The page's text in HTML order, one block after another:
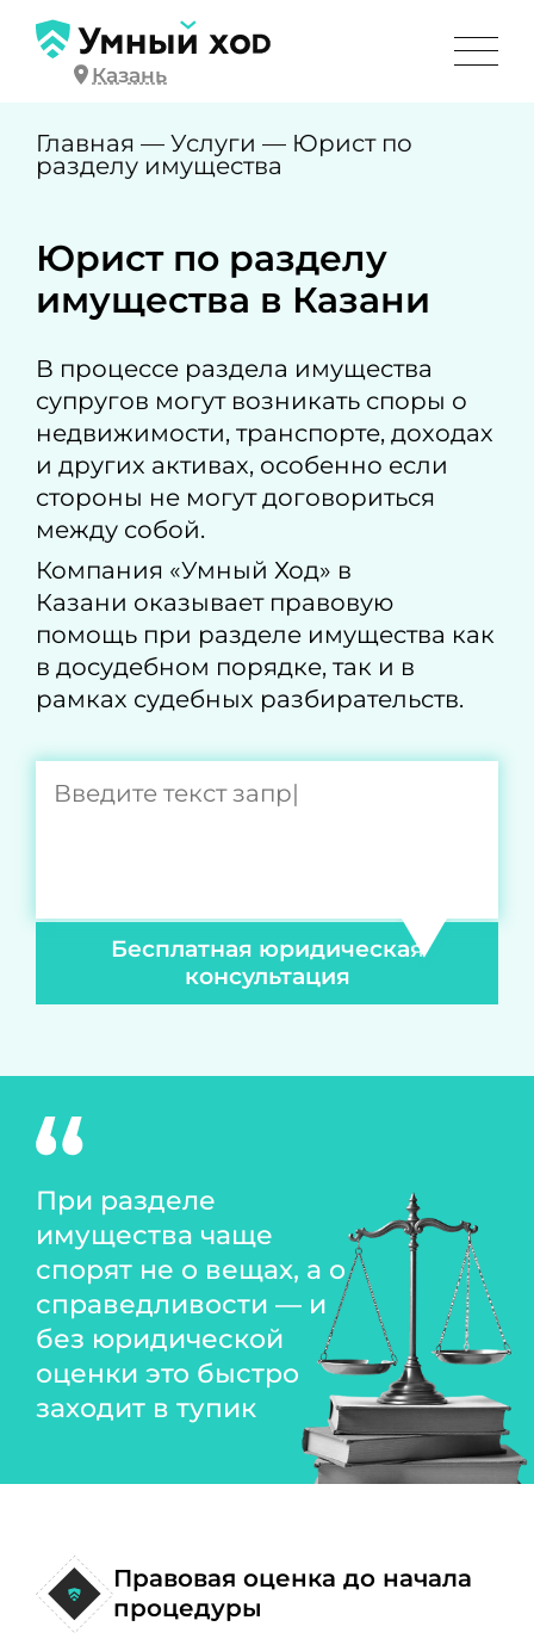
Казань
Главная — Услуги — Юрист по
разделу имущества
Юрист по разделу
имущества в Казани
В процессе раздела имущества
супругов могут возникать споры о
недвижимости, транспорте, доходах
и других активах, особенно если
стороны не могут договориться
между собой.
Компания «Умный Ход» в
Казани оказывает правовую
помощь при разделе имущества как
в досудебном порядке, так и в
рамках судебных разбирательств.
Бесплатная юридическая
консультация
При разделе
имущества чаще
спорят не о вещах, а о
справедливости — и
без юридической
оценки это быстро
заходит в тупик
Правовая оценка до начала
процедуры